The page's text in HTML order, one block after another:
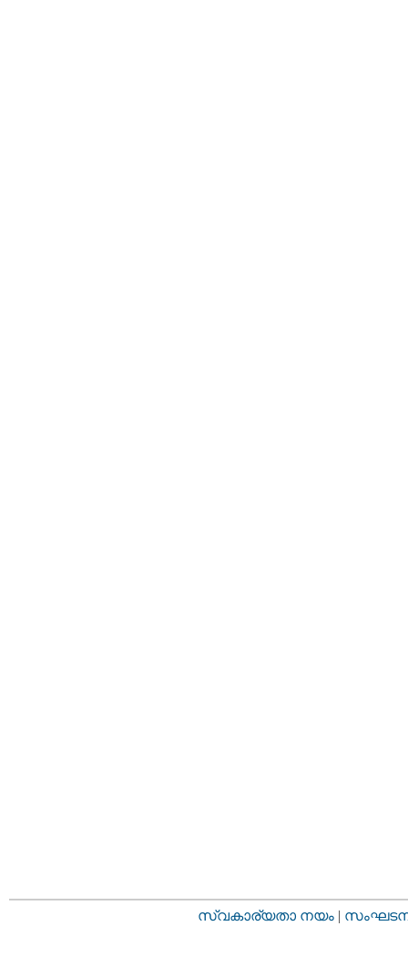
സ്വകാര്യതാ നയം |